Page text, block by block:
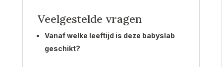
Veelgestelde vragen
Vanaf welke leeftijd is deze babyslab
geschikt?